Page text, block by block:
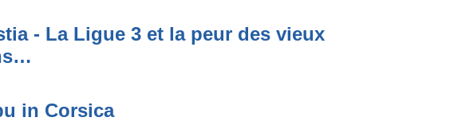
- La Ligue 3 et la peur des vieux
in Corsica